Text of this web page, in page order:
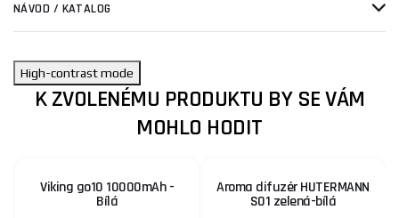
NÁVOD / KATALOG
High-contrast mode
K ZVOLENÉMU PRODUKTU BY SE VÁM
MOHLO HODIT
Viking go10 10000mAh -
Bílá
Aroma difuzér HUTERMANN
S01 zelená-bílá